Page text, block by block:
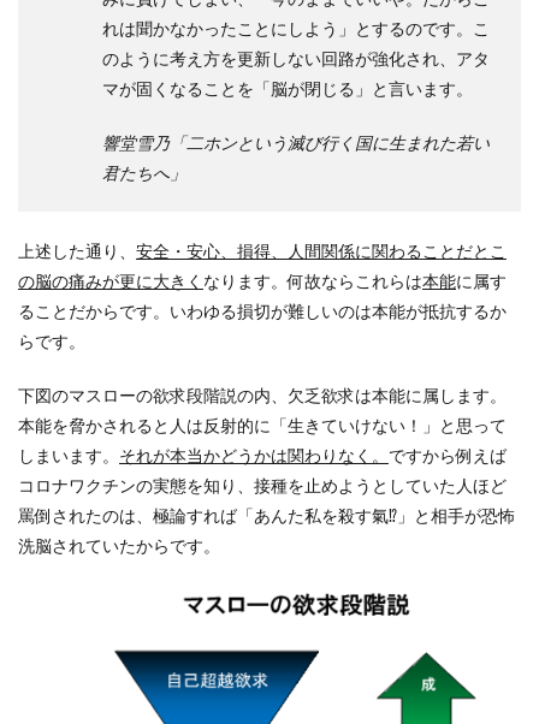
れは聞かなかったことにしよう」とするのです。こ
のように考え方を更新しない回路が強化され、アタ
マが固くなることを「脳が閉じる」と言います。
響堂雪乃「二ホンという滅び行く国に生まれた若い
君たちへ」
上述した通り、 安全・安心、損得、人間関係に関わることだとこ
の脳の痛みが更に大きく なります。何故ならこれらは本能に属す
ることだからです。いわゆる損切が難しいのは本能が抵抗するか
らです。
下図のマスローの欲求段階説の内、欠乏欲求は本能に属します。
本能を脅かされると人は反射的に「生きていけない！」と思って
しまいます。 それが本当かどうかは関わりなく。 ですから例えば
コロナワクチンの実態を知り、接種を止めようとしていた人ほど
罵倒されたのは、極論すれば「あんた私を殺す氣⁉」と相手が恐怖
洗脳されていたからです。